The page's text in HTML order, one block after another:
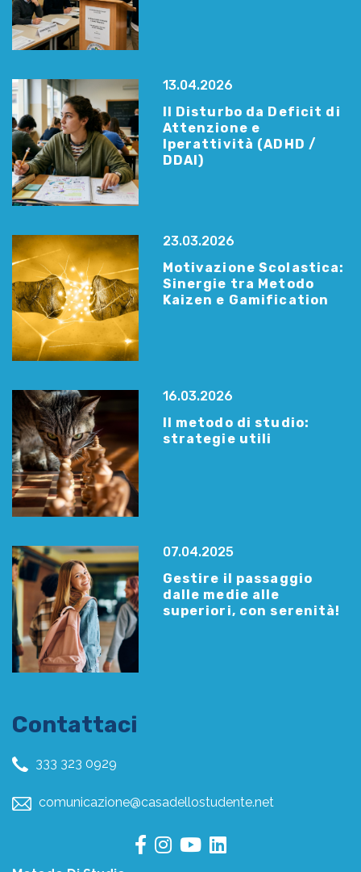
13.04.2026
Il Disturbo da Deficit di
Attenzione e
Iperattività (ADHD /
DDAI)
23.03.2026
Motivazione Scolastica:
Sinergie tra Metodo
Kaizen e Gamification
16.03.2026
Il metodo di studio:
strategie utili
07.04.2025
Gestire il passaggio
dalle medie alle
superiori, con serenità!
Contattaci
333 323 0929
comunicazione@casadellostudente.net